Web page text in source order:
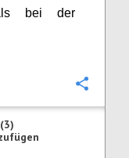
bei der